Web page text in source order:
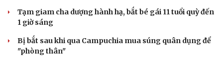
Tạm giam cha dượng hành hạ, bắt bé gái 11 tuổi quỳ đến
1 giờ sáng
Bị bắt sau khi qua Campuchia mua súng quân dụng để
"phòng thân"